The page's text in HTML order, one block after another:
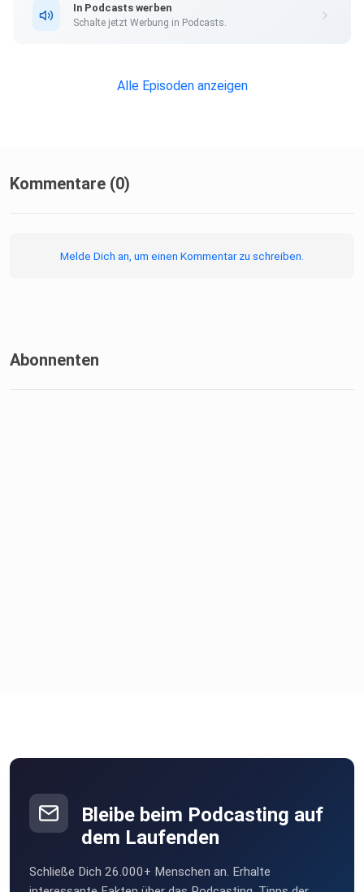
In Podcasts werben
Schalte jetzt Werbung in Podcasts.
Alle Episoden anzeigen
Kommentare (0)
Melde Dich an, um einen Kommentar zu schreiben.
Abonnenten
Bleibe beim Podcasting auf
dem Laufenden
Schließe Dich 26.000+ Menschen an. Erhalte